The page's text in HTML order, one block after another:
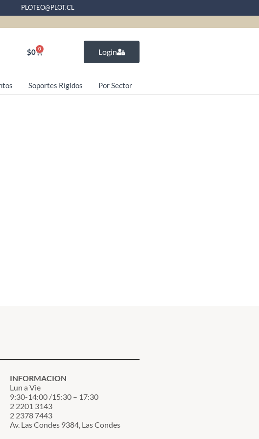
PLOTEO@PLOT.CL
$0 0 Login
Soportes Rígidos Por Sector
INFORMACION
Lun a Vie
9:30-14:00 /15:30 – 17:30
2 2201 3143
2 2378 7443
Av. Las Condes 9384, Las Condes